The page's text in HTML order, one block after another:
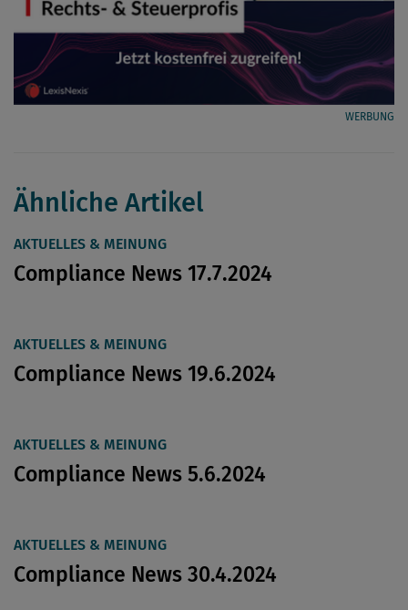
WERBUNG
Ähnliche Artikel
AKTUELLES & MEINUNG
Compliance News 17.7.2024
AKTUELLES & MEINUNG
Compliance News 19.6.2024
AKTUELLES & MEINUNG
Compliance News 5.6.2024
AKTUELLES & MEINUNG
Compliance News 30.4.2024